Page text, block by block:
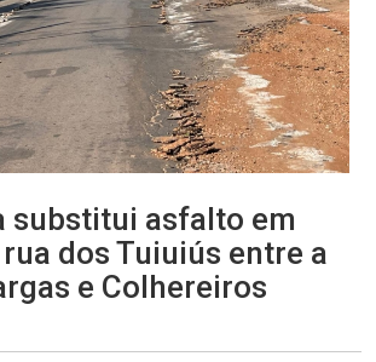
substitui asfalto em
dos Tuiuiús entre a
e Colhereiros